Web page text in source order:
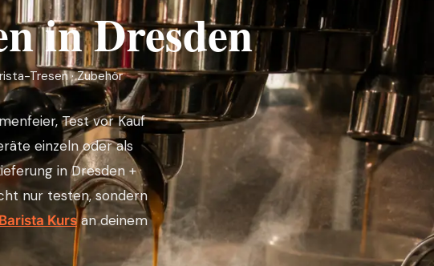
in Dresden
Tresen · Zubehör
Test vor Kauf
einzeln oder als
in Dresden +
nur testen, sondern
Kursan deinem